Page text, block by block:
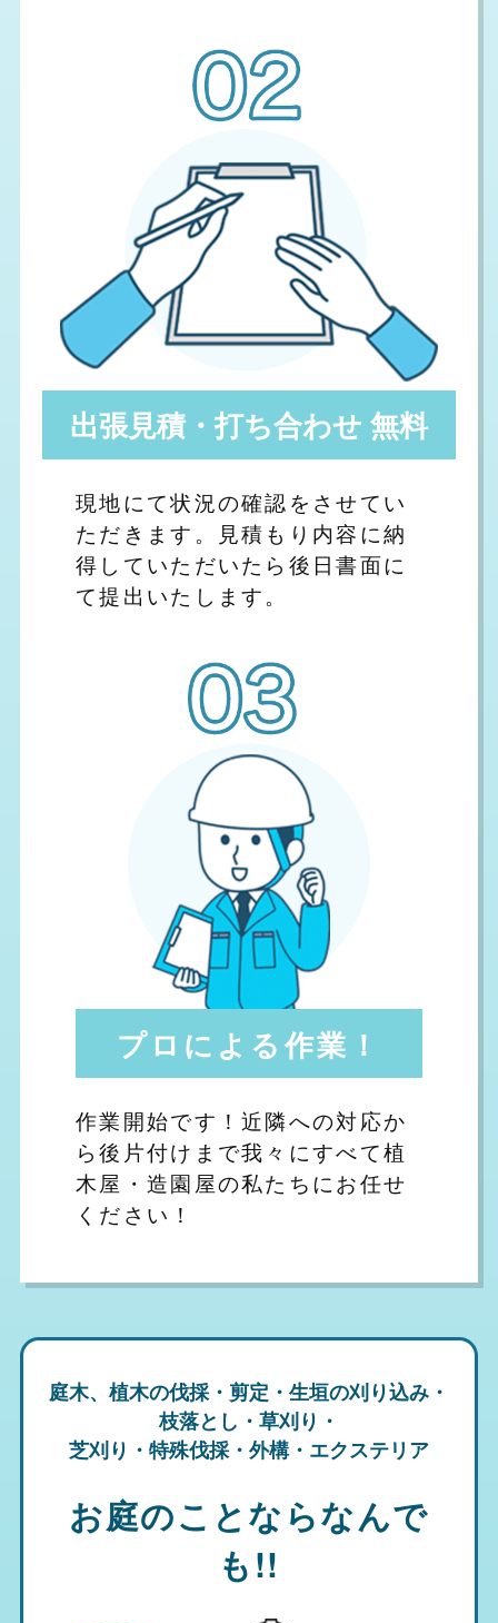
出張見積・打ち合わせ 無料
現地にて状況の確認をさせてい
ただきます。見積もり内容に納
得していただいたら後日書面に
て提出いたします。
プロによる作業！
作業開始です！近隣への対応か
ら後片付けまで我々にすべて植
木屋・造園屋の私たちにお任せ
ください！
庭木、植木の伐採・剪定・生垣の刈り込み・
枝落とし・草刈り・
芝刈り・特殊伐採・外構・エクステリア
お庭のことならなんで
も!!